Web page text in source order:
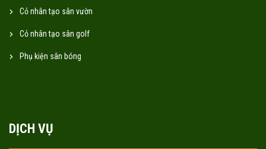
Cỏ nhân tạo sân vườn
Cỏ nhân tạo sân golf
Phụ kiện sân bóng
DỊCH VỤ